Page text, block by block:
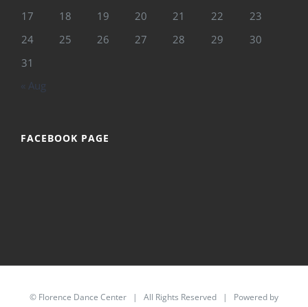
17
18 19 20 21 22
23
24
25 26 27 28 29
30
31
« Aug
FACEBOOK PAGE
© Florence Dance Center | All Rights Reserved | Powered by